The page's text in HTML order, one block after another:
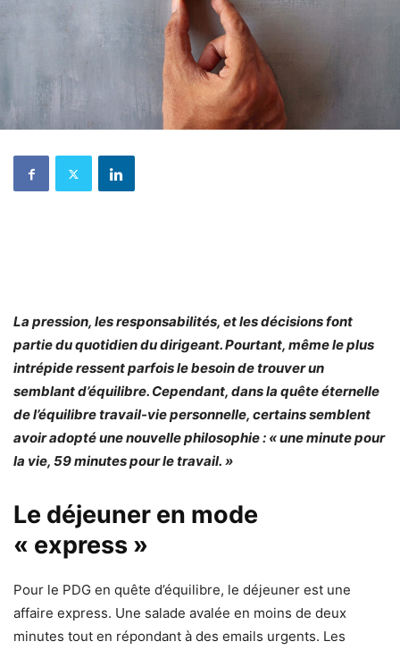
La pression, les responsabilités, et les décisions font
partie du quotidien du dirigeant. Pourtant, même le plus
intrépide ressent parfois le besoin de trouver un
semblant d’équilibre. Cependant, dans la quête éternelle
de l’équilibre travail-vie personnelle, certains semblent
avoir adopté une nouvelle philosophie : « une minute pour
la vie, 59 minutes pour le travail. »
Le déjeuner en mode
« express »
Pour le PDG en quête d’équilibre, le déjeuner est une
affaire express. Une salade avalée en moins de deux
minutes tout en répondant à des emails urgents. Les